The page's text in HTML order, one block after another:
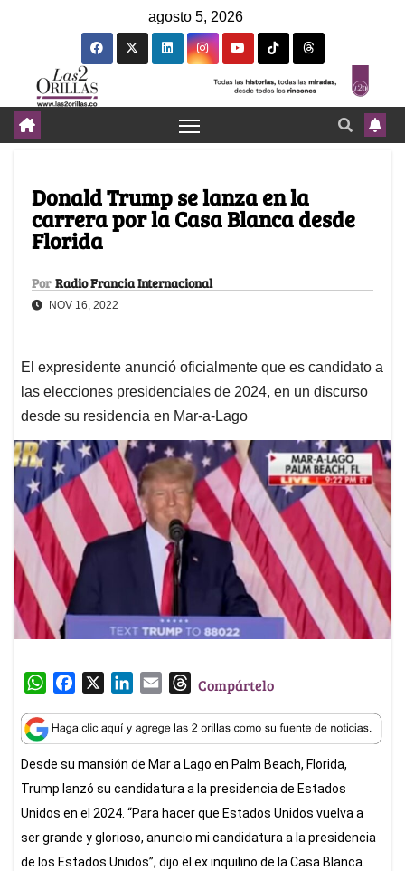
agosto 5, 2026
Donald Trump se lanza en la
carrera por la Casa Blanca desde
Florida
Por Radio Francia Internacional
NOV 16, 2022
El expresidente anunció oficialmente que es candidato a
las elecciones presidenciales de 2024, en un discurso
desde su residencia en Mar-a-Lago
W
a
t
s
A
p
p
c
e
b
o
o
k
n
k
e
d
I
n
a
i
l
T
r
e
a
d
s
Compártelo
Desde su mansión de Mar a Lago en Palm Beach, Florida,
Trump lanzó su candidatura a la presidencia de Estados
Unidos en el 2024. “Para hacer que Estados Unidos vuelva a
ser grande y glorioso, anuncio mi candidatura a la presidencia
de los Estados Unidos”, dijo el ex inquilino de la Casa Blanca.